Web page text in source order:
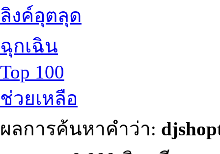
ลิงค์อุตลุด
ฉุกเฉิน
Top 100
ช่วยเหลือ
ผลการค้นหาคำว่า: